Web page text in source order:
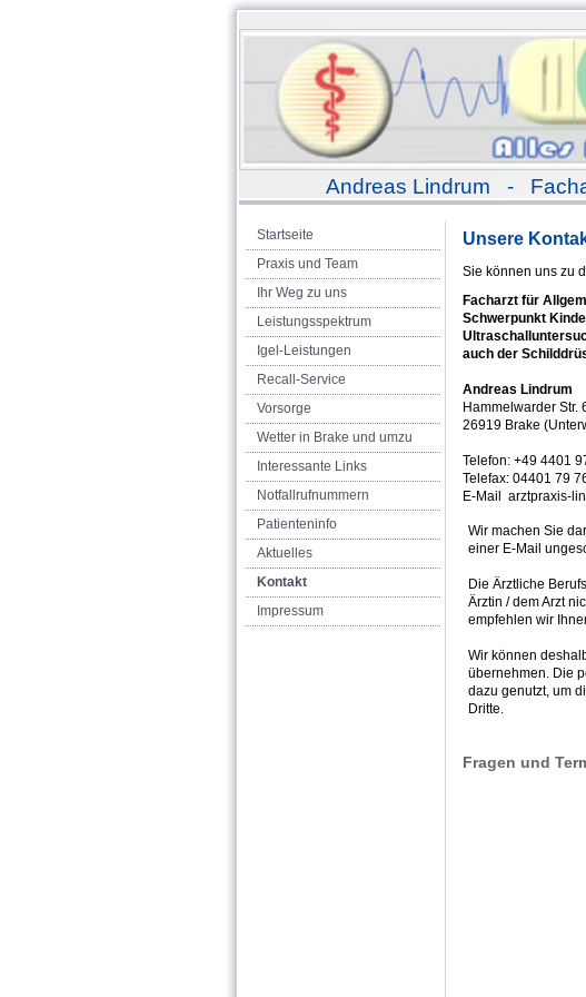
Andreas Lindrum -
Startseite
Praxis und Team
Ihr Weg zu uns
Leistungsspektrum
Igel-Leistungen
Recall-Service
Vorsorge
Wetter in Brake und umzu
Interessante Links
Notfallrufnummern
Patienteninfo
Aktuelles
Kontakt
Impressum
Unsere
Sie können uns zu
Facharzt für
Schwerpunkt
auch der
Andreas Lindrum
Hammelwarder Str.
26919 Brake
Telefon: +49 4401
Telefax: 04401 79
E-Mail arztpraxis-
Wir machen Sie
einer E-Mail
Die Ärztliche
Ärztin / dem Arzt
empfehlen wir
Wir können
übernehmen. Die
dazu genutzt, um
Dritte.
Fragen und